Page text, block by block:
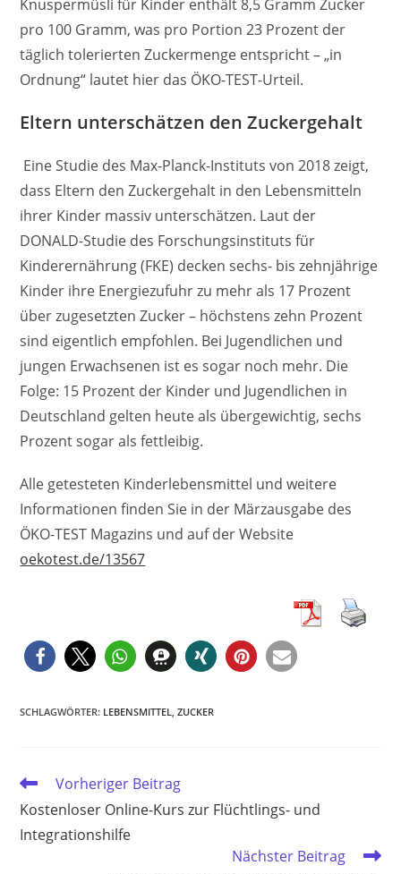
Knuspermüsli für Kinder enthält 8,5 Gramm Zucker
pro 100 Gramm, was pro Portion 23 Prozent der
täglich tolerierten Zuckermenge entspricht – „in
Ordnung“ lautet hier das ÖKO-TEST-Urteil.
Eltern unterschätzen den Zuckergehalt
Eine Studie des Max-Planck-Instituts von 2018 zeigt,
dass Eltern den Zuckergehalt in den Lebensmitteln
ihrer Kinder massiv unterschätzen. Laut der
DONALD-Studie des Forschungsinstituts für
Kinderernährung (FKE) decken sechs- bis zehnjährige
Kinder ihre Energiezufuhr zu mehr als 17 Prozent
über zugesetzten Zucker – höchstens zehn Prozent
sind eigentlich empfohlen. Bei Jugendlichen und
jungen Erwachsenen ist es sogar noch mehr. Die
Folge: 15 Prozent der Kinder und Jugendlichen in
Deutschland gelten heute als übergewichtig, sechs
Prozent sogar als fettleibig.
Alle getesteten Kinderlebensmittel und weitere
Informationen finden Sie in der Märzausgabe des
ÖKO-TEST Magazins und auf der Website
oekotest.de/13567
SCHLAGWÖRTER: LEBENSMITTEL ZUCKER
Weitere
ansehen
Vorheriger Beitrag
Kostenloser Online-Kurs zur Flüchtlings- und
Integrationshilfe
Nächster Beitrag